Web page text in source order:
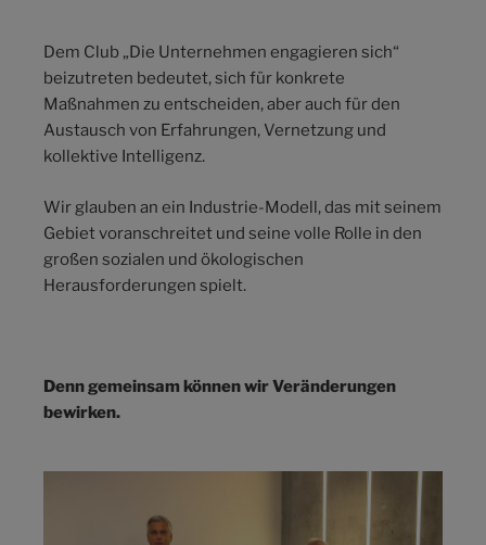
Dem Club „Die Unternehmen engagieren sich“
beizutreten bedeutet, sich für konkrete
Maßnahmen zu entscheiden, aber auch für den
Austausch von Erfahrungen, Vernetzung und
kollektive Intelligenz.
Wir glauben an ein Industrie-Modell, das mit seinem
Gebiet voranschreitet und seine volle Rolle in den
großen sozialen und ökologischen
Herausforderungen spielt.
Denn gemeinsam können wir Veränderungen
bewirken.